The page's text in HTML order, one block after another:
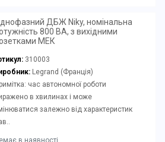
ДБЖ Niky, номінальна
800 ВА, з вихідними
МЕК
310003
Legrand (Франція)
час автономної роботи
в хвилинах і може
залежно від характеристик
в наявності